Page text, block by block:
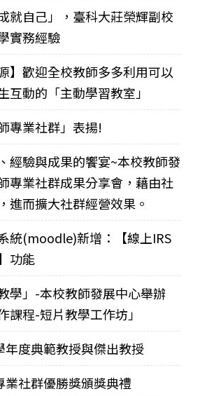
就自己」，臺科大莊榮輝副校
實務經驗
】歡迎全校教師多多利用可以
互動的「主動學習教室」
專業社群」表揚!
經驗與成果的饗宴~本校教師發
專業社群成果分享會，藉由社
進而擴大社群經營效果。
統(moodle)新增：【線上IRS
功能
學」-本校教師發展中心舉辦
課程-短片教學工作坊」
年度典範教授與傑出教授
業社群優勝獎頒獎典禮